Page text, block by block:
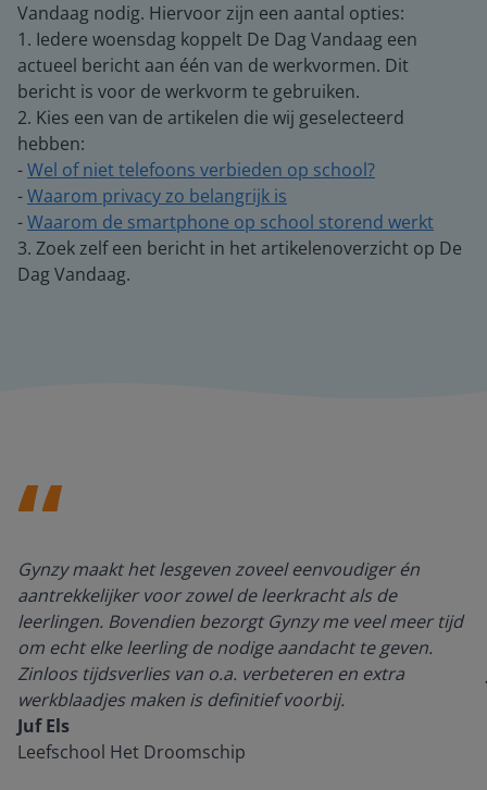
Vandaag nodig. Hiervoor zijn een aantal opties:
1. Iedere woensdag koppelt De Dag Vandaag een
actueel bericht aan één van de werkvormen. Dit
bericht is voor de werkvorm te gebruiken.
2. Kies een van de artikelen die wij geselecteerd
hebben:
-Wel of niet telefoons verbieden op school?
-Waarom privacy zo belangrijk is
-Waarom de smartphone op school storend werkt
3. Zoek zelf een bericht in het artikelenoverzicht op De
Dag Vandaag.
Gynzy maakt het lesgeven zoveel eenvoudiger én
aantrekkelijker voor zowel de leerkracht als de
leerlingen. Bovendien bezorgt Gynzy me veel meer tijd
om echt elke leerling de nodige aandacht te geven.
Zinloos tijdsverlies van o.a. verbeteren en extra
werkblaadjes maken is definitief voorbij.
Juf Els
Leefschool Het Droomschip